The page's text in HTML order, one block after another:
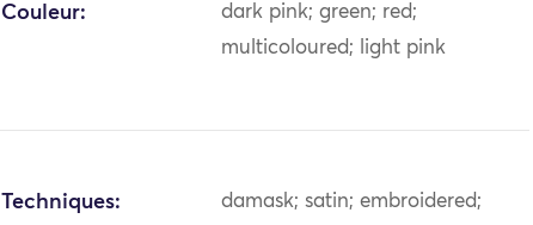
Couleur:
dark pink; green; red;
multicoloured; light pink
Techniques:
damask; satin; embroidered;